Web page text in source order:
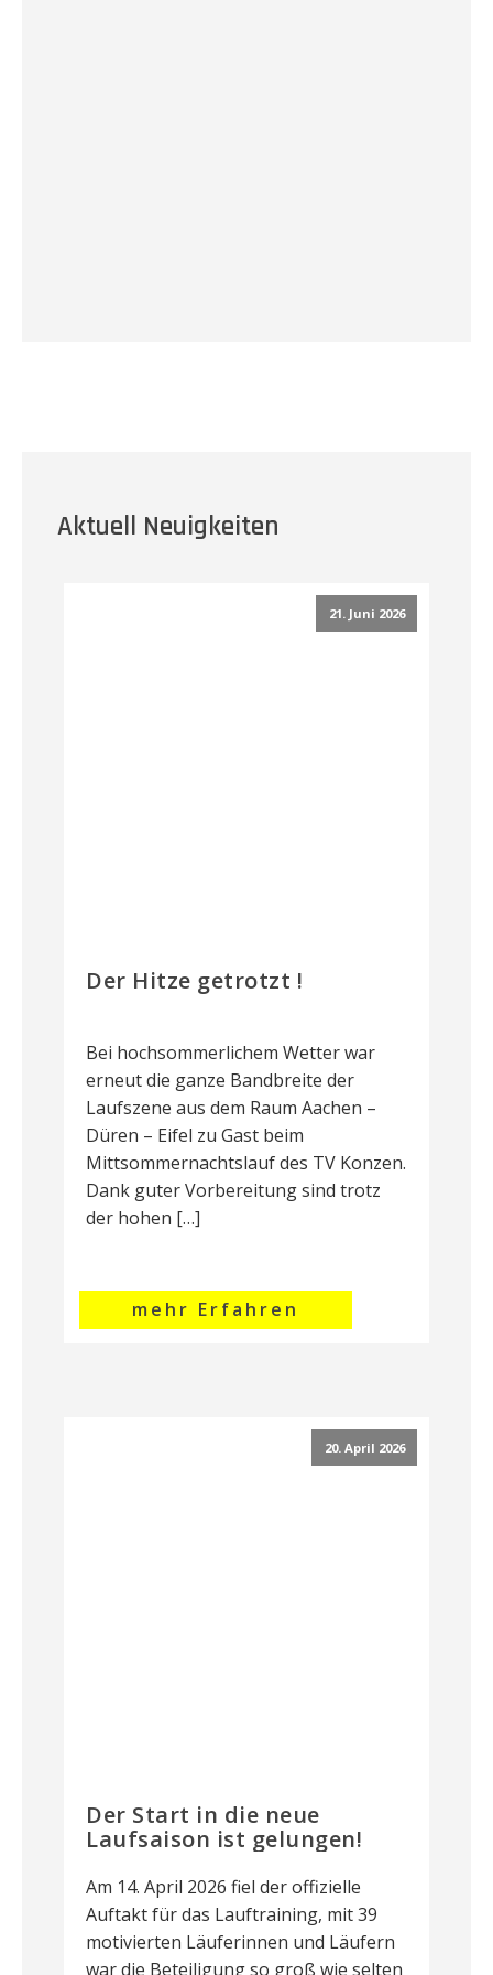
Aktuell Neuigkeiten
21. Juni 2026
Der Hitze getrotzt !
Bei hochsommerlichem Wetter war
erneut die ganze Bandbreite der
Laufszene aus dem Raum Aachen –
Düren – Eifel zu Gast beim
Mittsommernachtslauf des TV Konzen.
Dank guter Vorbereitung sind trotz
der hohen […]
mehr Erfahren
20. April 2026
Der Start in die neue
Laufsaison ist gelungen!
Am 14. April 2026 fiel der offizielle
Auftakt für das Lauftraining, mit 39
motivierten Läuferinnen und Läufern
war die Beteiligung so groß wie selten